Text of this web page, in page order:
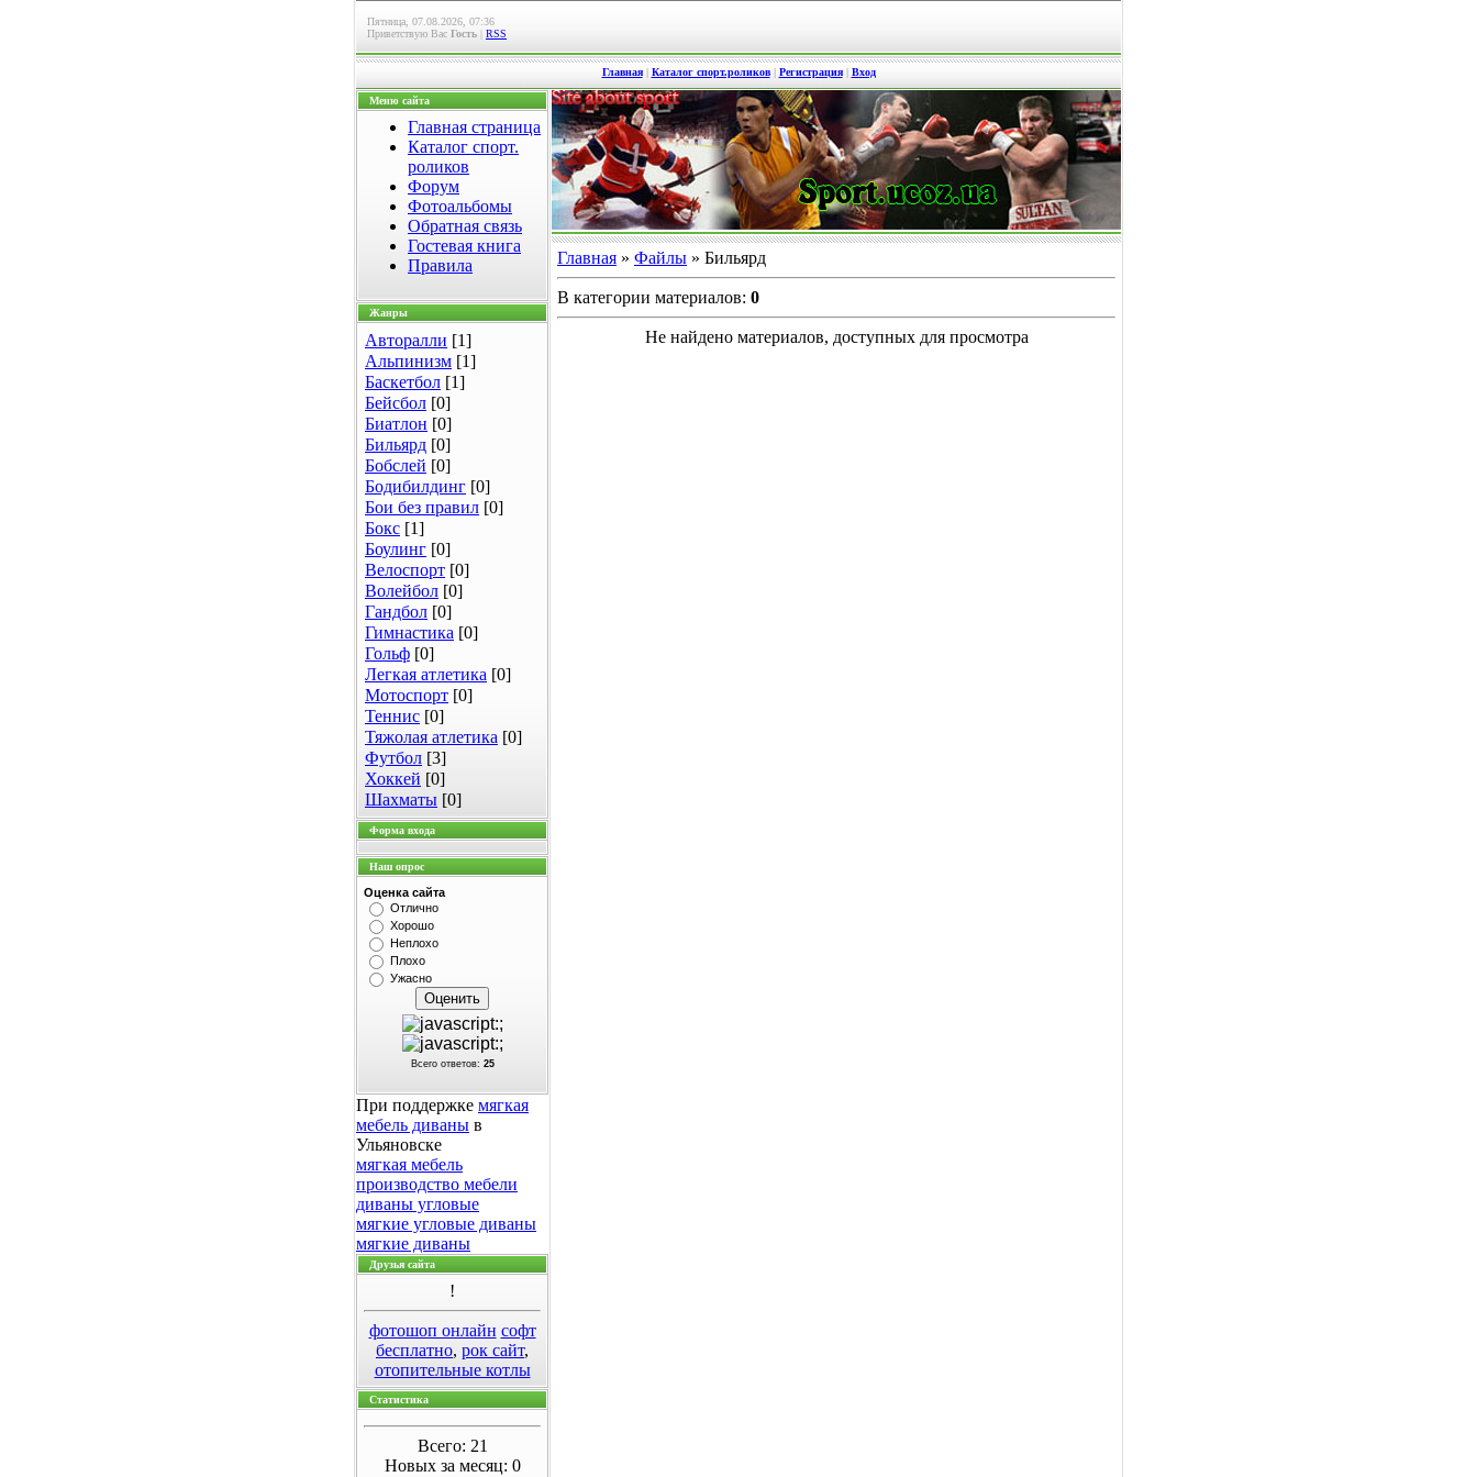
Пятница, 07.08.2026, 07:36
Приветствую Вас Гость | RSS
Главная| Каталог спорт.роликов| Регистрация| Вход
Меню сайта
Главная страница
Каталог спорт.
роликов
Форум
Фотоальбомы
Обратная связь
Гостевая книга
Правила
Жанры
Авторалли [1]
Альпинизм [1]
Баскетбол [1]
Бейсбол [0]
Биатлон [0]
Бильярд [0]
Бобслей [0]
Бодибилдинг [0]
Бои без правил [0]
Бокс [1]
Боулинг [0]
Велоспорт [0]
Волейбол [0]
Гандбол [0]
Гимнастика [0]
Гольф [0]
Легкая атлетика [0]
Мотоспорт [0]
Теннис [0]
Тяжолая атлетика [0]
Футбол [3]
Хоккей [0]
Шахматы [0]
Форма входа
Наш опрос
Оценка сайта
Отлично
Хорошо
Неплохо
Плохо
Ужасно
Всего ответов: 25
При поддержке мягкая
мебель диваны в
Ульяновске
мягкая мебель
производство мебели
диваны угловые
мягкие угловые диваны
мягкие диваны
Друзья сайта
!
фотошоп онлайн софт
бесплатно, рок сайт,
отопительные котлы
Статистика
Всего: 21
Новых за месяц: 0
Главная » Файлы » Бильярд
В категории материалов: 0
Не найдено материалов, доступных для просмотра